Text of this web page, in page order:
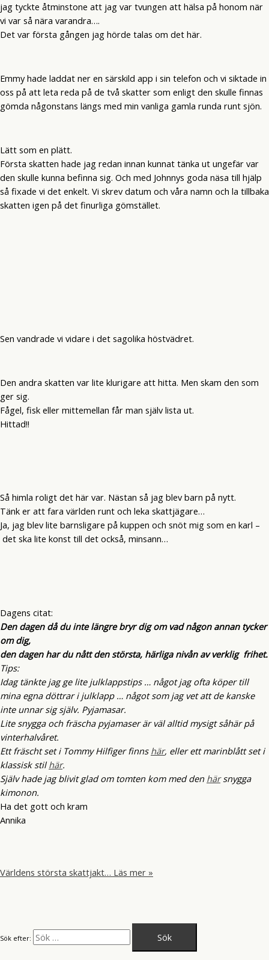
jag tyckte åtminstone att jag var tvungen att hälsa på honom när
vi var så nära varandra….
Det var första gången jag hörde talas om det här.
Emmy hade laddat ner en särskild app i sin telefon och vi siktade in
oss på att leta reda på de två skatter som enligt den skulle finnas
gömda någonstans längs med min vanliga gamla runda runt sjön.
Lätt som en plätt.
Första skatten hade jag redan innan kunnat tänka ut ungefär var
den skulle kunna befinna sig. Och med Johnnys goda näsa till hjälp
så fixade vi det enkelt. Vi skrev datum och våra namn och la tillbaka
skatten igen på det finurliga gömstället.
Sen vandrade vi vidare i det sagolika höstvädret.
Den andra skatten var lite klurigare att hitta. Men skam den som
ger sig.
Fågel, fisk eller mittemellan får man själv lista ut.
Hittad!!
Så himla roligt det här var. Nästan så jag blev barn på nytt.
Tänk er att fara världen runt och leka skattjägare…
Ja, jag blev lite barnsligare på kuppen och snöt mig som en karl –
det ska lite konst till det också, minsann…
Dagens citat:
Den dagen då du inte längre bryr dig om vad någon annan tycker
om dig,
den dagen har du nått den största, härliga nivån av verklig frihet.
Tips:
Idag tänkte jag ge lite julklappstips … något jag ofta köper till
mina egna döttrar i julklapp … något som jag vet att de kanske
inte unnar sig själv. Pyjamasar.
Lite snygga och fräscha pyjamaser är väl alltid mysigt såhär på
vinterhalvåret.
Ett fräscht set i Tommy Hilfiger finns här, eller ett marinblått set i
klassisk stil här.
Själv hade jag blivit glad om tomten kom med den härsnygga
kimonon.
Ha det gott och kram
Annika
Världens största skattjakt… Läs mer »
Sök efter: